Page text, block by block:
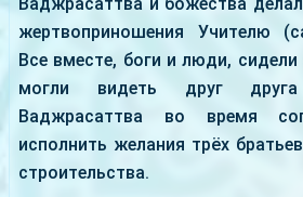
жертвоприношения Учителю
Все вместе, боги и люди,
могли видеть друг
Ваджрасаттва во время
исполнить желания трёх
строительства.